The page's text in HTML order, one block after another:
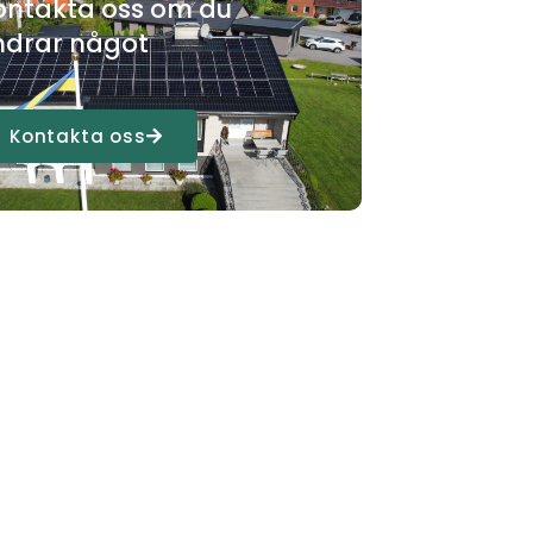
oss om du
något
Kontakta oss